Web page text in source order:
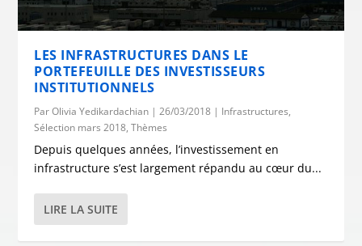
LES INFRASTRUCTURES DANS LE
PORTEFEUILLE DES INVESTISSEURS
INSTITUTIONNELS
ParOlivia Yedikardachian |26/03/2018 | Infrastructures,
Sélection mars 2018,Thèmes
Depuis quelques années, l’investissement en
infrastructure s’est largement répandu au cœur du...
LIRE LA SUITE